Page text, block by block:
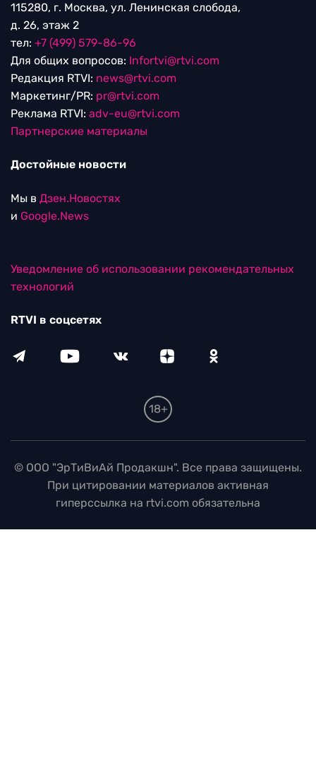
115280, г. Москва, ул. Ленинская слобода,
д. 26, этаж 2
тел: +7 (499) 579-86-96
Для общих вопросов: Infortvi@rtvi.com
Редакция RTVI: news@rtvi.com
Маркетинг/PR: pr@rtvi.com
Реклама RTVI: adv-eu@rtvi.com
Партнерские материалы
Достойные новости
Мы в Дзен.Новостях
и Google.News
Уведомление об использовании рекомендательных
технологий
RTVI в соцсетях
18+
© ООО "ЭрТиВиАй Продакшн". Все права защищены.
При цитировании материалов активная
гиперссылка на rtvi.com обязательна